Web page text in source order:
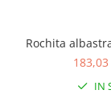
Rochita
IN